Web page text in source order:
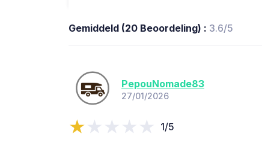
Gemiddeld (20 Beoordeling) : 3.6/5
PepouNomade83
27/01/2026
1/5